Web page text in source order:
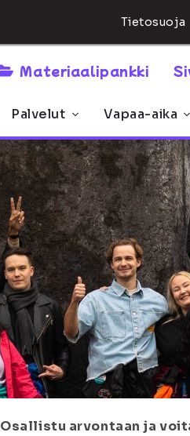
Tietosuoja
Materiaalipankki
Palvelut Vapaa-aika
Osallistu arvontaan ja